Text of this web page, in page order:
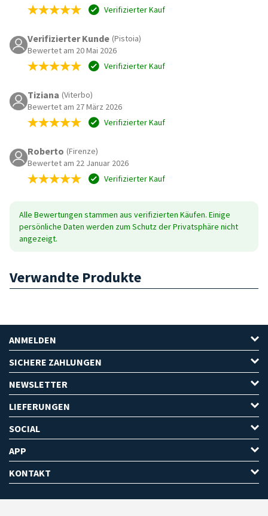
Verifizierter Kauf
Verifizierter Kunde (Pistoia)
Bewertet am 20 Mai 2026
Verifizierter Kauf
Tiziana (Viterbo)
Bewertet am 27 März 2026
Verifizierter Kauf
Roberto (Firenze)
Bewertet am 22 Januar 2026
Verifizierter Kauf
Alle Bewertungen stammen aus verifizierten Käufen. Einige
persönliche Daten werden zum Schutz der Privatsphäre nicht
angezeigt.
Verwandte Produkte
ANMELDEN
SICHERE ZAHLUNGEN
NEWSLETTER
LIEFERUNGEN
SOCIAL
APP
KONTAKT